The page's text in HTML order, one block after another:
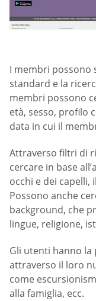
I membri possono
standard e la
membri possono
età, sesso, profilo
data in cui il
Attraverso filtri di
cercare in base
occhi e dei capelli,
Possono anche
background, che
lingue, religione,
Gli utenti hanno
attraverso il loro
come
alla famiglia, ecc.